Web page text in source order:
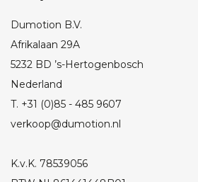
Dumotion B.V.
Afrikalaan 29A
5232 BD ’s-Hertogenbosch
Nederland
T. +31 (0)85 - 485 9607
verkoop@dumotion.nl
K.v.K. 78539056